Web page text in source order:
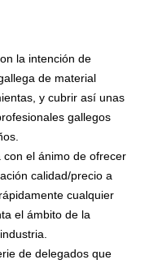
la intención de
de material
y cubrir así unas
gallegos
el ánimo de ofrecer
calidad/precio a
cualquier
el ámbito de la
de delegados que